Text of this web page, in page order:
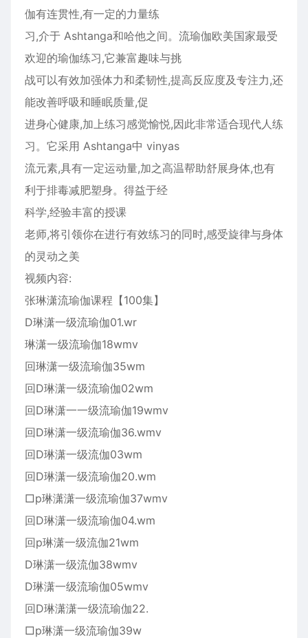
伽有连贯性,有一定的力量练
习,介于 Ashtanga和哈他之间。流瑜伽欧美国家最受
欢迎的瑜伽练习,它兼富趣味与挑
战可以有效加强体力和柔韧性,提高反应度及专注力,还
能改善呼吸和睡眠质量,促
进身心健康,加上练习感觉愉悦,因此非常适合现代人练
习。它采用 Ashtanga中 vinyas
流元素,具有一定运动量,加之高温帮助舒展身体,也有
利于排毒减肥塑身。得益于经
科学,经验丰富的授课
老师,将引领你在进行有效练习的同时,感受旋律与身体
的灵动之美
视频内容:
张琳潇流瑜伽课程【100集】
D琳潇一级流瑜伽01.wr
琳潇一级流瑜伽18wmv
回琳潇一级流瑜伽35wm
回D琳潇一级流瑜伽02wm
回D琳潇一一级流瑜伽19wmv
回D琳潇一级流瑜伽36.wmv
回D琳潇一级流伽03wm
回D琳潇一级流瑜伽20.wm
□p琳潇潇一级流瑜伽37wmv
回D琳潇一级流瑜伽04.wm
回p琳潇一级流伽21wm
D琳潇一级流伽38wmv
D琳潇一级流瑜伽05wmv
回D琳潇潇一级流瑜伽22.
□p琳潇一级流瑜伽39w